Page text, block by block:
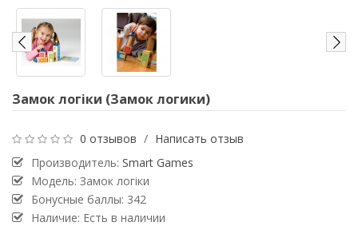
Замок логіки (Замок логики)
0 отзывов / Написать отзыв
Производитель: Smart Games
Модель: Замок логіки
Бонусные баллы: 342
Наличие: Есть в наличии